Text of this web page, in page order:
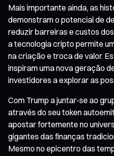
Mais importante ainda, as
demonstram o potencial de
reduzir barreiras e custos
a tecnologia cripto permite
na criação e troca de valor.
inspiram uma nova geração
investidores a explorar as
Com Trump a juntar-se ao
através do seu token
apostar fortemente no
gigantes das finanças
Mesmo no epicentro das